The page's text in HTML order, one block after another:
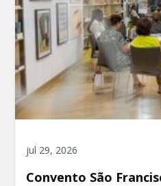
jul 29, 2026
Convento São